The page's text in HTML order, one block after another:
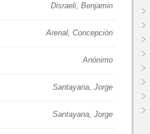
Disraeli, Benjamin
Arenal, Concepción
Anónimo
Santayana, Jorge
Santayana, Jorge